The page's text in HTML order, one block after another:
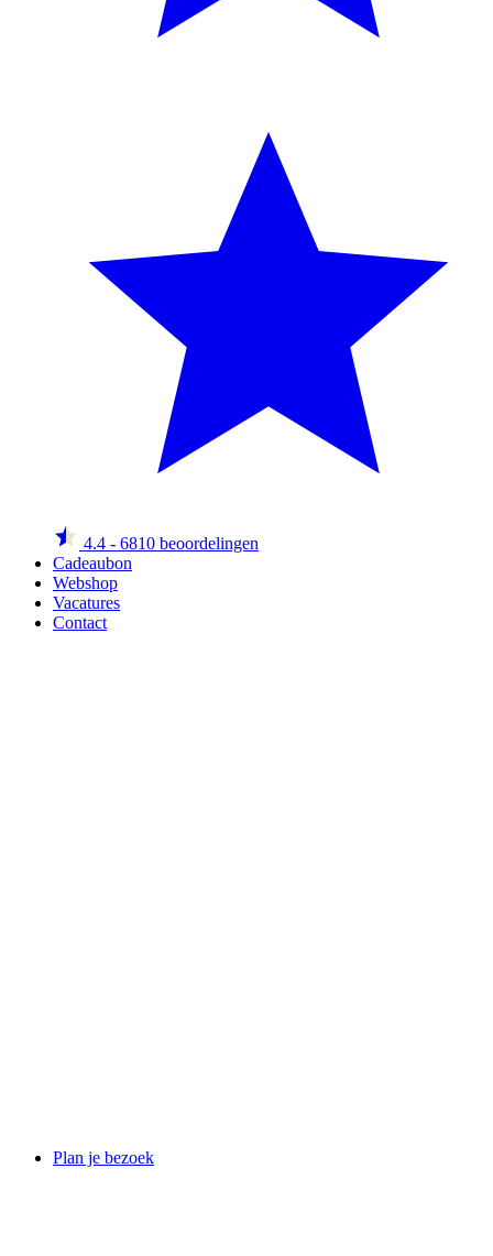
4.4 - 6810 beoordelingen
Cadeaubon
Webshop
Vacatures
Contact
Plan je bezoek